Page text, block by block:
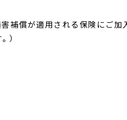
補償が適用される保険にご加
）